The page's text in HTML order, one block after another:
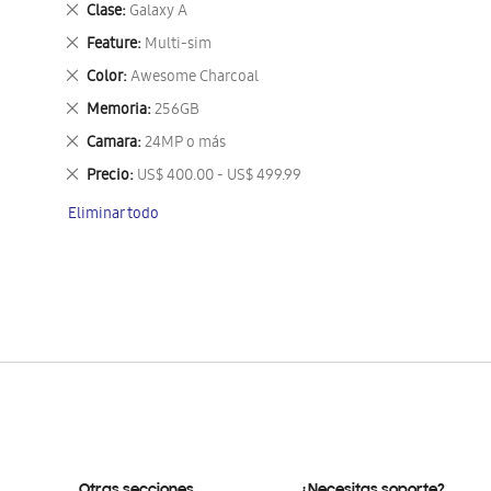
Clase Galaxy A
Eliminar
este
artículo
Feature Multi-sim
Eliminar
este
artículo
Color Awesome Charcoal
Eliminar
este
artículo
Memoria 256GB
Eliminar
este
artículo
Camara 24MP o más
Eliminar
este
artículo
Precio US$ 400.00 - US$ 499.99
Eliminar
artículo
Eliminar todo